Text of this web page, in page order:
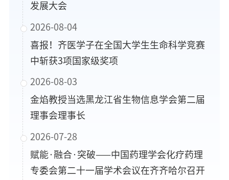
发展大会
2026-08-04
喜报！齐医学子在全国大学生生命科学竞赛
中斩获3项国家级奖项
2026-08-03
金焰教授当选黑龙江省生物信息学会第二届
理事会理事长
2026-07-28
赋能·融合·突破——中国药理学会化疗药理
专委会第二十一届学术会议在齐齐哈尔召开